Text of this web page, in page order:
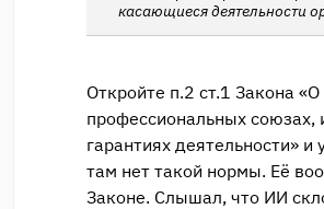
касающиеся деятельности
Откройте п.2 ст.1 Закона «О
профессиональных союзах,
гарантиях деятельности» и
там нет такой нормы. Её
Законе. Слышал, что ИИ